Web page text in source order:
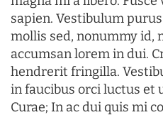
sapien. Vestibulum
mollis sed, nonummy id,
accumsan lorem in dui.
hendrerit fringilla.
in faucibus orci luctus et
Curae; In ac dui quis mi